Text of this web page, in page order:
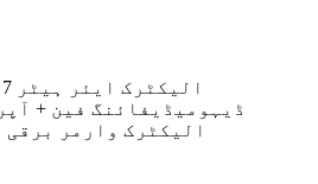
ڈیہومیڈیفائنگ فین +
الیکٹرک وارمر